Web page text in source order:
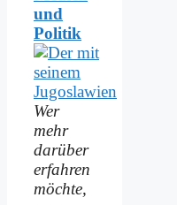
und
Politik
Wer
mehr
darüber
erfahren
möchte,